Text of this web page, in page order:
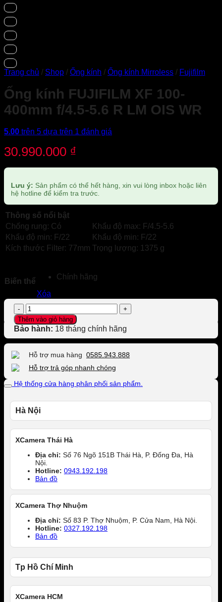
Trang chủ / Shop / Ống kính / Ống kính Mirroless / Fujifilm
Ống kính FUJIFILM XF 100-
400mm f/4.5-5.6 R LM OIS WR
5.00 trên 5 dựa trên 1 đánh giá
30.990.000 ₫
Lưu ý: Sản phẩm có thể hết hàng, xin vui lòng inbox hoặc liên
hệ hotline để kiểm tra trước.
Thông số nổi bật
Chống rung: Có
Khẩu độ max: F/4.5-5.6
Khẩu độ min: F/22
Khẩu độ min: F/22
Kích thước Filter: 77mm Trọng lượng: 1375 g
Biến thể
Chính hãng
Xóa
Ống
kính
FUJIFILM
XF
100-
400mm
5.6
LM
WR
số
Thêm vào giỏ hàng
Bảo hành: 18 tháng chính hãng
Hỗ trợ mua hàng 0585.943.888
Hỗ trợ trả góp nhanh chóng
Hệ thống cửa hàng phân phối sản phẩm.
Hà Nội
XCamera Thái Hà
Địa chỉ: Số 76 Ngõ 151B Thái Hà, P. Đống Đa, Hà
Nội.
Hotline: 0943.192.198
Bản đồ
XCamera Thợ Nhuộm
Địa chỉ: Số 83 P. Thợ Nhuộm, P. Cửa Nam, Hà Nội.
Hotline: 0327.192.198
Bản đồ
Tp Hồ Chí Minh
XCamera HCM